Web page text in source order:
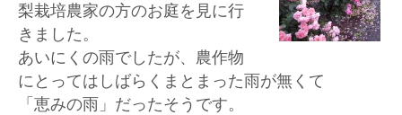
梨栽培農家の方のお庭を見に行
きました。
あいにくの雨でしたが、農作物
にとってはしばらくまとまった雨が無くて
「恵みの雨」だったそうです。